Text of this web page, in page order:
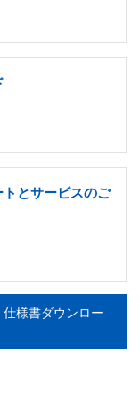
とサービスのご
様書ダウンロー